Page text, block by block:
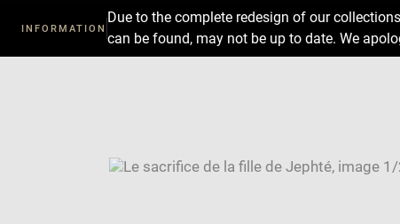
INFORMATION
Due to the complete redesign of our
can be found, may not be up to date. We
window
SKIP IMAGE CAROUSEL